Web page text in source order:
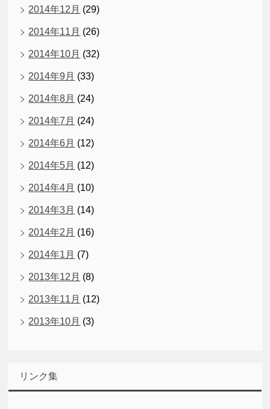
2014年12月 (29)
2014年11月 (26)
2014年10月 (32)
2014年9月 (33)
2014年8月 (24)
2014年7月 (24)
2014年6月 (12)
2014年5月 (12)
2014年4月 (10)
2014年3月 (14)
2014年2月 (16)
2014年1月 (7)
2013年12月 (8)
2013年11月 (12)
2013年10月 (3)
リンク集